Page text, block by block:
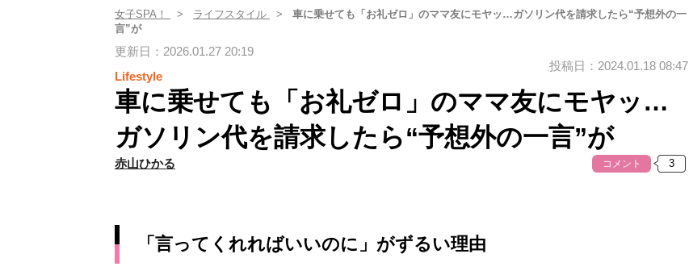
女子SPA！ ライフスタイル
車に乗せても「お礼ゼロ」のママ友にモヤッ…ガソリン代を請求したら“予想外の一
言”が
更新日：2026.01.27 20:19
Lifestyle
投稿日：2024.01.18 08:47
車に乗せても「お礼ゼロ」のママ友にモヤッ…
ガソリン代を請求したら“予想外の一言”が
赤山ひかる コメント
「言ってくれればいいのに」がずるい理由